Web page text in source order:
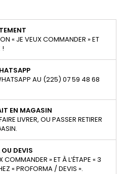
« JE VEUX COMMANDER » ET
!
AU (225) 07 59 48 68
EN MAGASIN
LIVRER, OU PASSER RETIRER
DEVIS
COMMANDER » ET À L’ÉTAPE « 3
« PROFORMA / DEVIS ».